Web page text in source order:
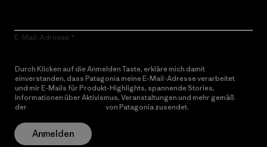
E-Mail-Adresse
Durch Klicken auf die Anmelden Taste, erkläre mich damit
einverstanden, dass Patagonia meine E-Mail-Adresse verarbeitet
und mir E-Mails für Produkt-Highlights, spannende Stories,
Informationen über Aktivismus, Veranstaltungen und mehr gemäß
der
von Patagonia zusendet.
Anmelden